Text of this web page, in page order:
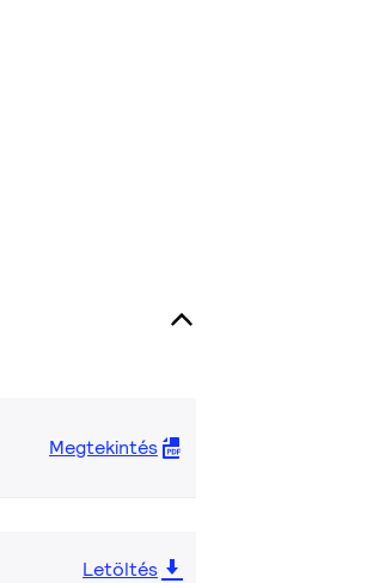
Megtekintés
Letöltés